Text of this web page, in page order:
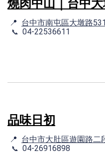
燒肉中山｜台中
📍 台中市南屯區大墩路
📞 04-22536611
品味日初
📍 台中市大肚區遊園路二
📞 04-26916898